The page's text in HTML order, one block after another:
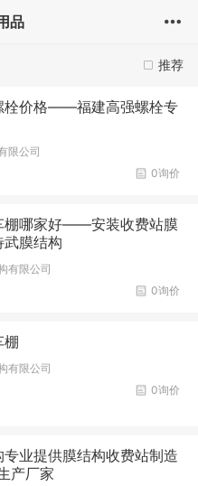
品
推荐
栓价格——福建高强螺栓专
限公司
0询价
棚哪家好——安装收费站膜
武膜结构
有限公司
0询价
棚
有限公司
0询价
业提供膜结构收费站制造
产厂家